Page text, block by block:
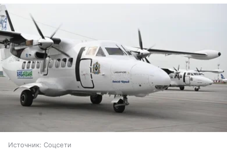
Источник: Соцсети